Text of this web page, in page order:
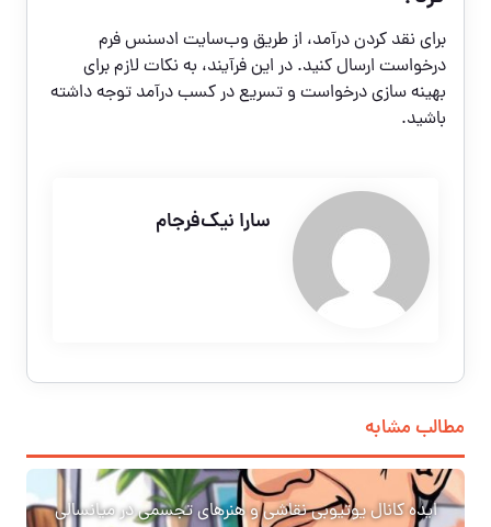
برای نقد کردن درآمد، از طریق وب‌سایت ادسنس فرم
درخواست ارسال کنید. در این فرآیند، به نکات لازم برای
بهینه سازی درخواست و تسریع در کسب درآمد توجه داشته
باشید.
سارا نیک‌فرجام
مطالب مشابه
ایده کانال یوتیوبی نقاشی و هنرهای تجسمی در میانسالی